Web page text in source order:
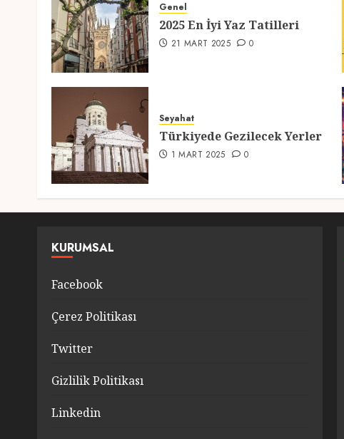
Genel
2025 En İyi Yaz Tatilleri
21 MART 2025 0
Seyahat
Türkiyede Gezilecek Yerler
1 MART 2025 0
KURUMSAL
Facebook
Çerez Politikası
Twitter
Gizlilik Politikası
Linkedin